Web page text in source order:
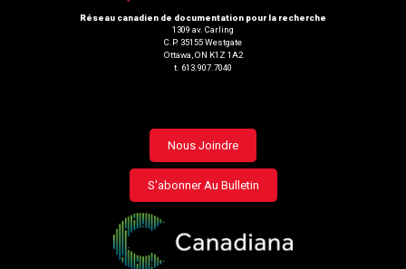
Réseau canadien de documentation pour la recherche
1309 av. Carling
C.P. 35155 Westgate
Ottawa, ON K1Z 1A2
t. 613.907.7040
Footer
menu
Nous Joindre
S'abonner Au Bulletin